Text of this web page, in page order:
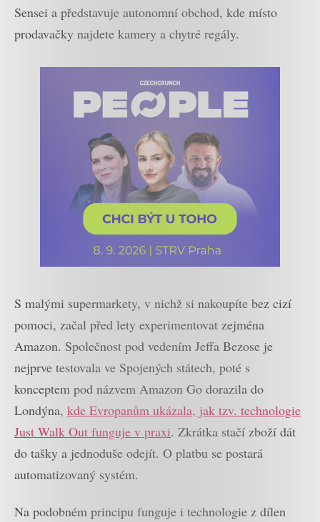
Sensei a představuje autonomní obchod, kde místo
prodavačky najdete kamery a chytré regály.
S malými supermarkety, v nichž si nakoupíte bez cizí
pomoci, začal před lety experimentovat zejména
Amazon. Společnost pod vedením Jeffa Bezose je
nejprve testovala ve Spojených státech, poté s
konceptem pod názvem Amazon Go dorazila do
Londýna, kde Evropanům ukázala, jak tzv. technologie
Just Walk Out funguje v praxi. Zkrátka stačí zboží dát
do tašky a jednoduše odejít. O platbu se postará
automatizovaný systém.
Na podobném principu funguje i technologie z dílen